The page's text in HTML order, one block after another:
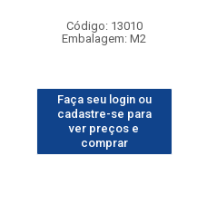
Código: 13010
Embalagem: M2
Faça seu login ou
cadastre-se para
ver preços e
comprar